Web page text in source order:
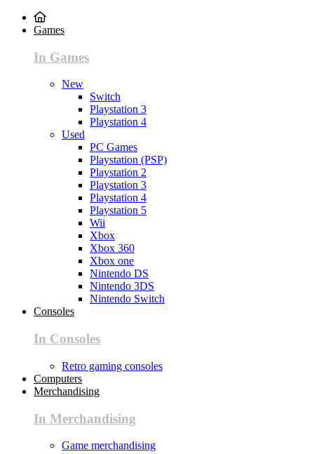
Games
In Games
New
Switch
Playstation 3
Playstation 4
Used
PC Games
Playstation (PSP)
Playstation 2
Playstation 3
Playstation 4
Playstation 5
Wii
Xbox
Xbox 360
Xbox one
Nintendo DS
Nintendo 3DS
Nintendo Switch
Consoles
In Consoles
Retro gaming consoles
Computers
Merchandising
In Merchandising
Game merchandising